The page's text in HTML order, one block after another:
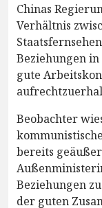
Chinas
Verhältnis
Beziehungen
gute
Beobachter
bereits
Beziehungen
der guten